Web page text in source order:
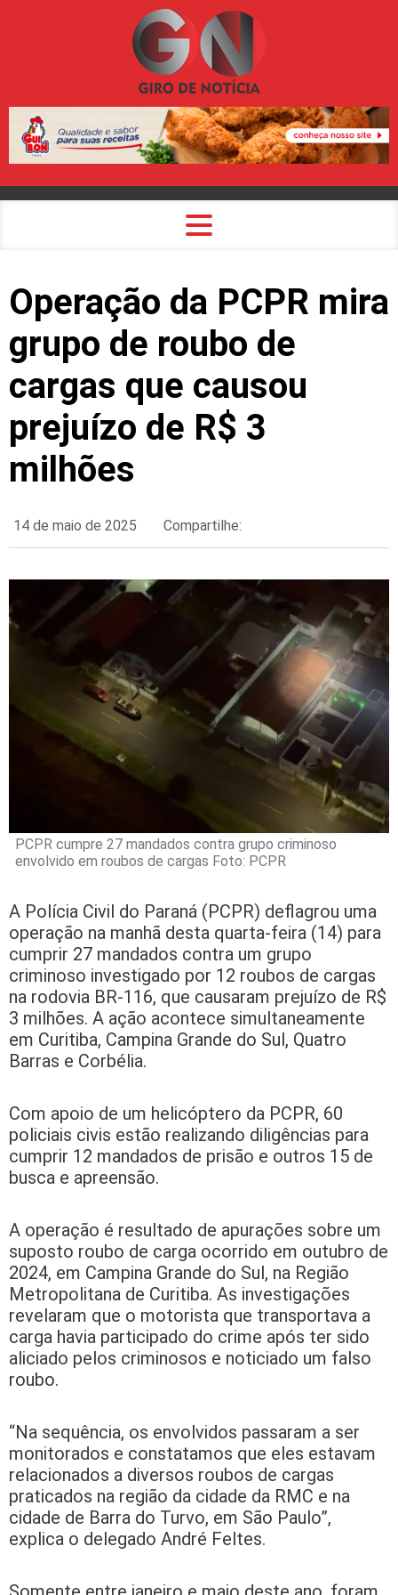
Operação da PCPR mira
grupo de roubo de
cargas que causou
prejuízo de R$ 3
milhões
14 de maio de 2025 Compartilhe:
PCPR cumpre 27 mandados contra grupo criminoso
envolvido em roubos de cargas Foto: PCPR
A Polícia Civil do Paraná (PCPR) deflagrou uma
operação na manhã desta quarta-feira (14) para
cumprir 27 mandados contra um grupo
criminoso investigado por 12 roubos de cargas
na rodovia BR-116, que causaram prejuízo de R$
3 milhões. A ação acontece simultaneamente
em Curitiba, Campina Grande do Sul, Quatro
Barras e Corbélia.
Com apoio de um helicóptero da PCPR, 60
policiais civis estão realizando diligências para
cumprir 12 mandados de prisão e outros 15 de
busca e apreensão.
A operação é resultado de apurações sobre um
suposto roubo de carga ocorrido em outubro de
2024, em Campina Grande do Sul, na Região
Metropolitana de Curitiba. As investigações
revelaram que o motorista que transportava a
carga havia participado do crime após ter sido
aliciado pelos criminosos e noticiado um falso
roubo.
“Na sequência, os envolvidos passaram a ser
monitorados e constatamos que eles estavam
relacionados a diversos roubos de cargas
praticados na região da cidade da RMC e na
cidade de Barra do Turvo, em São Paulo”,
explica o delegado André Feltes.